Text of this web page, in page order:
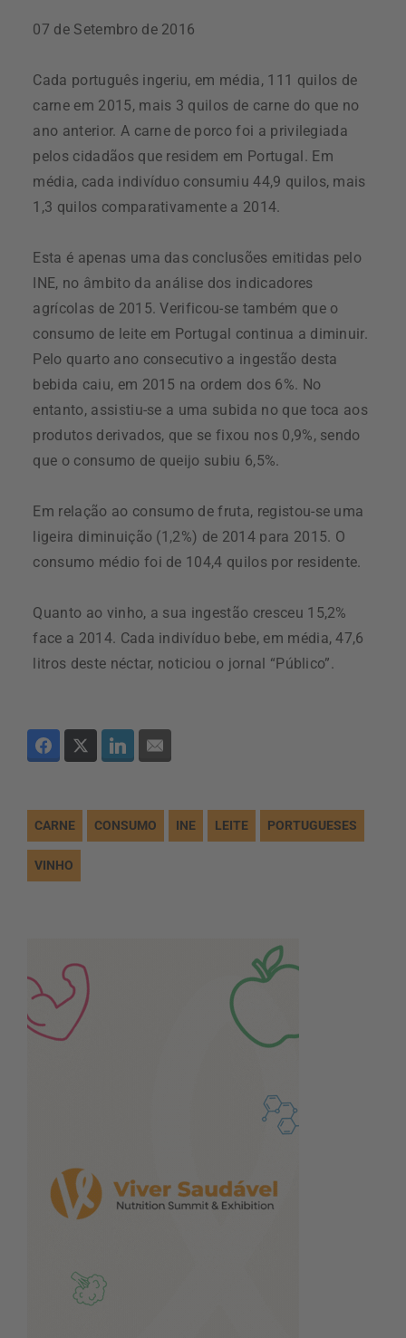
07 de Setembro de 2016
Cada português ingeriu, em média, 111 quilos de
carne em 2015, mais 3 quilos de carne do que no
ano anterior. A carne de porco foi a privilegiada
pelos cidadãos que residem em Portugal. Em
média, cada indivíduo consumiu 44,9 quilos, mais
1,3 quilos comparativamente a 2014.
Esta é apenas uma das conclusões emitidas pelo
INE, no âmbito da análise dos indicadores
agrícolas de 2015. Verificou-se também que o
consumo de leite em Portugal continua a diminuir.
Pelo quarto ano consecutivo a ingestão desta
bebida caiu, em 2015 na ordem dos 6%. No
entanto, assistiu-se a uma subida no que toca aos
produtos derivados, que se fixou nos 0,9%, sendo
que o consumo de queijo subiu 6,5%.
Em relação ao consumo de fruta, registou-se uma
ligeira diminuição (1,2%) de 2014 para 2015. O
consumo médio foi de 104,4 quilos por residente.
Quanto ao vinho, a sua ingestão cresceu 15,2%
face a 2014. Cada indivíduo bebe, em média, 47,6
litros deste néctar, noticiou o jornal “Público”.
CARNE CONSUMO INE LEITE PORTUGUESES
VINHO